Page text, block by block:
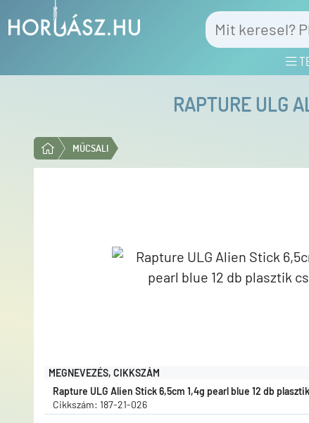
RAPTURE ULG
MŰCSALI
MEGNEVEZÉS, CIKKSZÁM
Rapture ULG Alien Stick 6,5cm 1,4g pearl blue 12 db
Cikkszám: 187-21-026